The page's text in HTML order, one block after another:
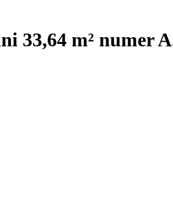
33,64 m² numer